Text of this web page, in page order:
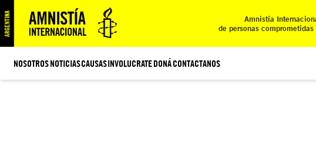
Amnistía
de personas
NOSOTROSNOTICIASCAUSASINVOLUCRATEDONÁCONTACTANOS